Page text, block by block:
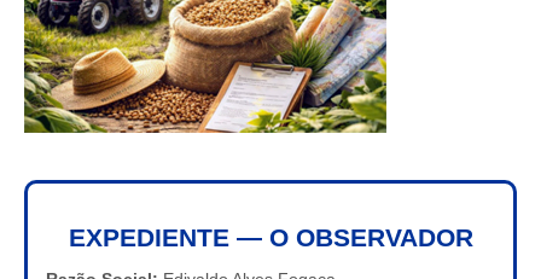
EXPEDIENTE — O OBSERVADOR